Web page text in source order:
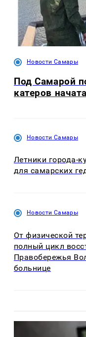
Новости Самары
Под Самарой
катеров
Новости Самары
Летники города-
для самарских
Новости Самары
От физической
полный цикл
Правобережья
больнице